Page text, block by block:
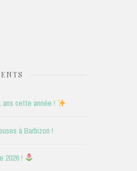
cette année !
à Barbizon !
2026 !